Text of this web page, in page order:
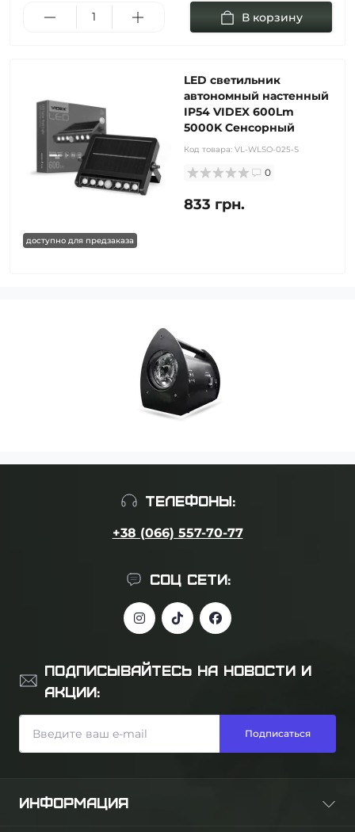
В корзину
доступно для предзаказа
LED светильник
автономный настенный
IP54 VIDEX 600Lm
5000K Сенсорный
Код товара: VL-WLSO-025-S
0
833 грн.
ТЕЛЕФОНЫ:
+38 (066) 557-70-77
СОЦ СЕТИ:
ПОДПИСЫВАЙТЕСЬ НА НОВОСТИ И
АКЦИИ:
Подписаться
ИНФОРМАЦИЯ